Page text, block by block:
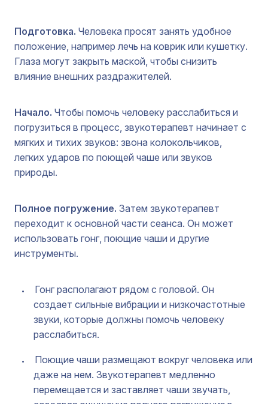
Подготовка. Человека просят занять удобное
положение, например лечь на коврик или кушетку.
Глаза могут закрыть маской, чтобы снизить
влияние внешних раздражителей.
Начало. Чтобы помочь человеку расслабиться и
погрузиться в процесс, звукотерапевт начинает с
мягких и тихих звуков: звона колокольчиков,
легких ударов по поющей чаше или звуков
природы.
Полное погружение. Затем звукотерапевт
переходит к основной части сеанса. Он может
использовать гонг, поющие чаши и другие
инструменты.
Гонг располагают рядом с головой. Он
создает сильные вибрации и низкочастотные
звуки, которые должны помочь человеку
расслабиться.
Поющие чаши размещают вокруг человека или
даже на нем. Звукотерапевт медленно
перемещается и заставляет чаши звучать,